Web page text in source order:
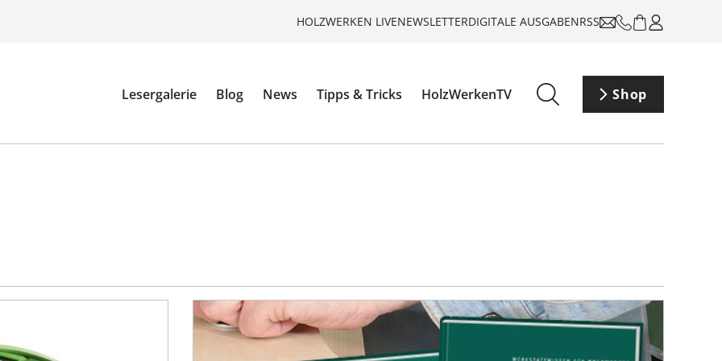
HOLZWERKEN LIVENEWSLETTERDIGITALE AUSGABENRSS
Lesergalerie Blog News Tipps & Tricks HolzWerkenTV Shop